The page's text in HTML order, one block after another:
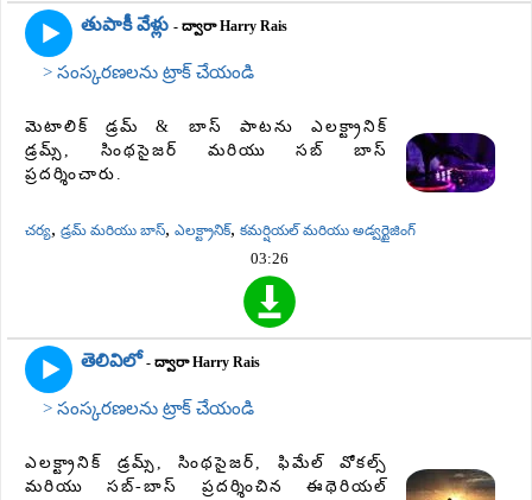
తుపాకీ వేళ్లు - ద్వారా Harry Rais
> సంస్కరణలను ట్రాక్ చేయండి
మెటాలిక్ డ్రమ్ & బాస్ పాటను ఎలక్ట్రానిక్
డ్రమ్స్, సింథసైజర్ మరియు సబ్ బాస్
ప్రదర్శించారు.
చర్య, డ్రమ్ మరియు బాస్, ఎలక్ట్రానిక్, కమర్షియల్ మరియు అడ్వర్టైజింగ్
03:26
తెలివిలో - ద్వారా Harry Rais
> సంస్కరణలను ట్రాక్ చేయండి
ఎలక్ట్రానిక్ డ్రమ్స్, సింథసైజర్, ఫిమేల్ వోకల్స్
మరియు సబ్-బాస్ ప్రదర్శించిన ఈథెరియల్